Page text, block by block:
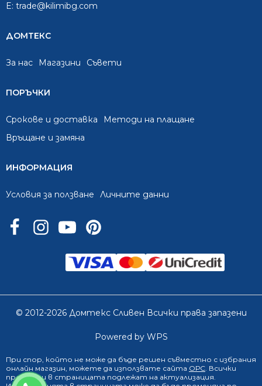
0888 249 719
E: trade@kilimibg.com
ДОМТЕКС
За нас Mагазини Съвети
ПОРЪЧКИ
Срокове и доставка
Методи на плащане
Връщане и замяна
ИНФОРМАЦИЯ
Условия за ползване Личните данни
© 2012-2026 Домтекс Сливен Всички права запазени
Powered by WPS
При спор, който не може да бъде решен съвместно с избрания
онлайн магазин, можете да използвате сайта ОРС. Всички
продукти в страницата подлежат на актуализация.